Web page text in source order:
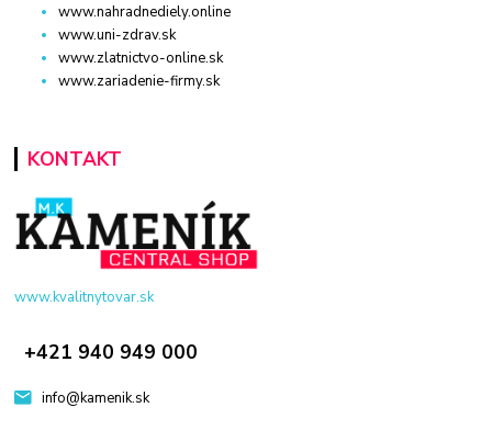
www.nahradnediely.online
www.uni-zdrav.sk
www.zlatnictvo-online.sk
www.zariadenie-firmy.sk
KONTAKT
www.kvalitnytovar.sk
+421 940 949 000
info@kamenik.sk